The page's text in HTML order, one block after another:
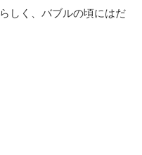
しく、バブルの頃にはだ